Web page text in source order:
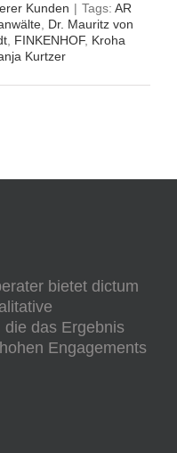
Kunden | Tags: AR
Dr. Mauritz von
FINKENHOF, Kroha
Kurtzer
bietet dictum
die das Ergebnis
Engagements